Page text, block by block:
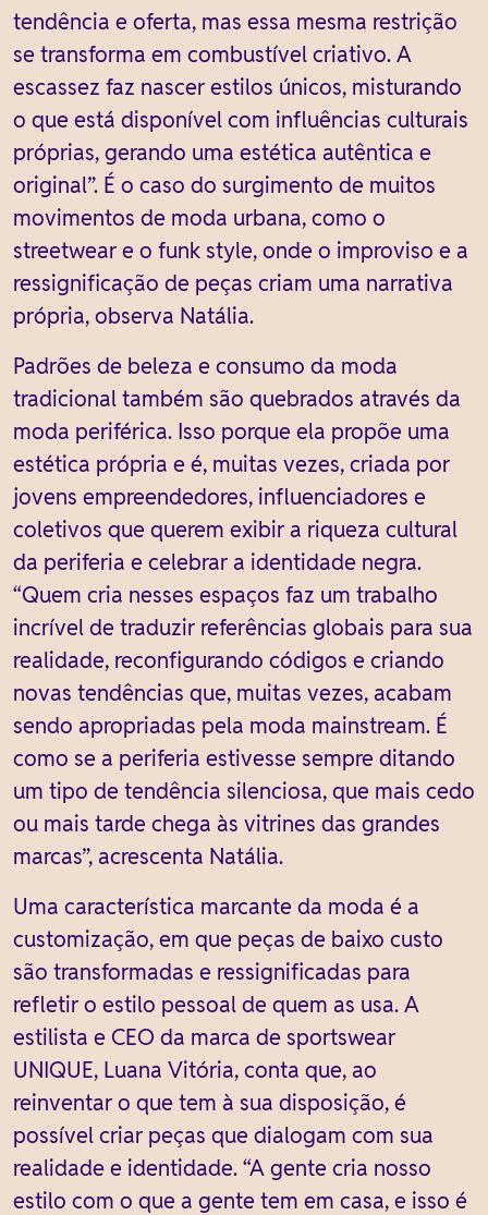
tendência e oferta, mas essa mesma restrição
se transforma em combustível criativo. A
escassez faz nascer estilos únicos, misturando
o que está disponível com influências culturais
próprias, gerando uma estética autêntica e
original”. É o caso do surgimento de muitos
movimentos de moda urbana, como o
streetwear e o funk style, onde o improviso e a
ressignificação de peças criam uma narrativa
própria, observa Natália.
Padrões de beleza e consumo da moda
tradicional também são quebrados através da
moda periférica. Isso porque ela propõe uma
estética própria e é, muitas vezes, criada por
jovens empreendedores, influenciadores e
coletivos que querem exibir a riqueza cultural
da periferia e celebrar a identidade negra.
“Quem cria nesses espaços faz um trabalho
incrível de traduzir referências globais para sua
realidade, reconfigurando códigos e criando
novas tendências que, muitas vezes, acabam
sendo apropriadas pela moda mainstream. É
como se a periferia estivesse sempre ditando
um tipo de tendência silenciosa, que mais cedo
ou mais tarde chega às vitrines das grandes
marcas”, acrescenta Natália.
Uma característica marcante da moda é a
customização, em que peças de baixo custo
são transformadas e ressignificadas para
refletir o estilo pessoal de quem as usa. A
estilista e CEO da marca de sportswear
UNIQUE, Luana Vitória, conta que, ao
reinventar o que tem à sua disposição, é
possível criar peças que dialogam com sua
realidade e identidade. “A gente cria nosso
estilo com o que a gente tem em casa, e isso é